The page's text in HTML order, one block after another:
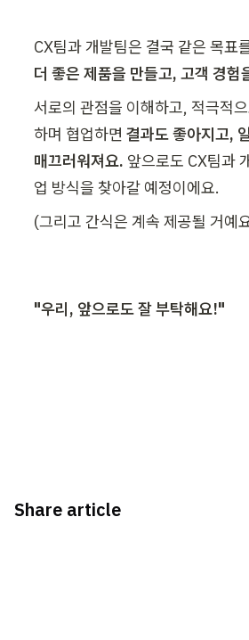
더 좋은 제품을 만들고, 고객 경험
서로의 관점을 이해하고, 적극적
하며 협업하면 결과도 좋아지고,
매끄러워져요. 앞으로도 CX팀과
업 방식을 찾아갈 예정이에요.
(그리고 간식은 계속 제공될 거예
"우리, 앞으로도 잘 부탁해요!"
Share article